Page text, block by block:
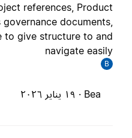
Project references,
governance
like to give structure to
navigate
١٩ يناير ٢٠٢٦